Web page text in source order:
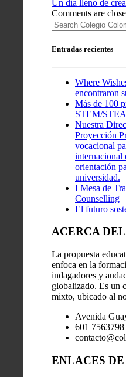
Un día lleno de
Comments are
Entradas recientes
Where
encontraron
Más de 100
STEM/
Nuestra
Proyección
vocacional
internacional
orientación
universidad.
I Mesa de
Counselling
El futuro
ACERCA
La propuesta
enfoca en la
indagadores y
globalizado. Es un
mixto, ubicado al
Avenida
601 7563798
ENLACES